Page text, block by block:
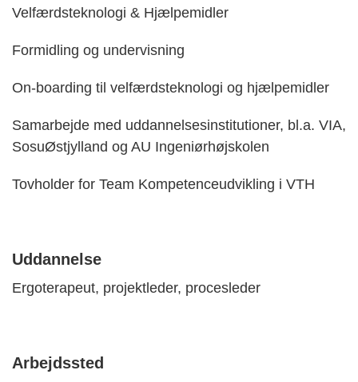
Velfærdsteknologi & Hjælpemidler
Formidling og undervisning
On-boarding til velfærdsteknologi og hjælpemidler
Samarbejde med uddannelsesinstitutioner, bl.a. VIA,
SosuØstjylland og AU Ingeniørhøjskolen
Tovholder for Team Kompetenceudvikling i VTH
Uddannelse
Ergoterapeut, projektleder, procesleder
Arbejdssted